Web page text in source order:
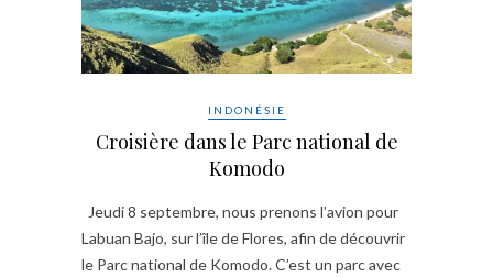
INDONÉSIE
Croisière dans le Parc national de
Komodo
Jeudi 8 septembre, nous prenons l’avion pour
Labuan Bajo, sur l’île de Flores, afin de découvrir
le Parc national de Komodo. C’est un parc avec